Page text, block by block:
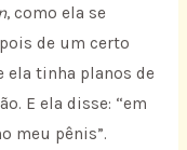
, como ela se
de um certo
ela tinha planos de
E ela disse: “em
meu pênis”.